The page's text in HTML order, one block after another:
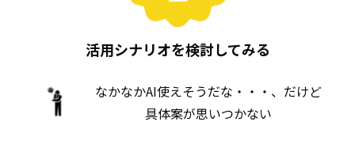
活用シナリオを検討してみる
なかなかAI使えそうだな・・・、だけど
具体案が思いつかない